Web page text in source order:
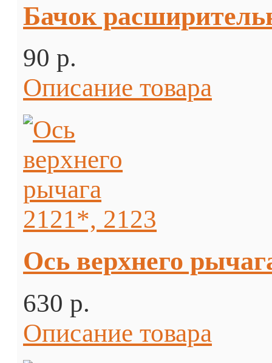
Бачок
90 p.
Описание товара
Ось верхнего
630 p.
Описание товара